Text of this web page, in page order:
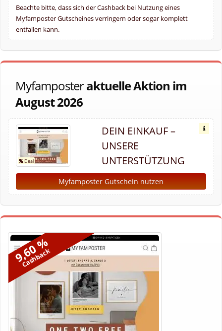
Beachte bitte, dass sich der Cashback bei Nutzung eines
Myfamposter Gutscheines verringern oder sogar komplett
entfallen kann.
Myfamposteraktuelle Aktion im
August 2026
DEIN EINKAUF –
UNSERE
UNTERSTÜTZUNG
Myfamposter Gutschein nutzen
9,60 %
Cashback